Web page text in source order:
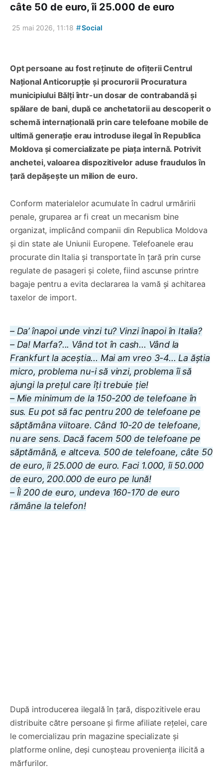
câte 50 de euro, îi 25.000 de euro
25 mai 2026, 11:18 #Social
Opt persoane au fost reținute de ofițerii Centrul
Național Anticorupție și procurorii Procuratura
municipiului Bălți într-un dosar de contrabandă și
spălare de bani, după ce anchetatorii au descoperit o
schemă internațională prin care telefoane mobile de
ultimă generație erau introduse ilegal în Republica
Moldova și comercializate pe piața internă. Potrivit
anchetei, valoarea dispozitivelor aduse fraudulos în
țară depășește un milion de euro.
Conform materialelor acumulate în cadrul urmăririi
penale, gruparea ar fi creat un mecanism bine
organizat, implicând companii din Republica Moldova
și din state ale Uniunii Europene. Telefoanele erau
procurate din Italia și transportate în țară prin curse
regulate de pasageri și colete, fiind ascunse printre
bagaje pentru a evita declararea la vamă și achitarea
taxelor de import.
– Da’ înapoi unde vinzi tu? Vinzi înapoi în Italia?
– Da! Marfa?... Vând tot în cash... Vând la
Frankfurt la aceștia... Mai am vreo 3-4... La ăștia
micro, problema nu-i să vinzi, problema îi să
ajungi la prețul care îți trebuie ție!
– Mie minimum de la 150-200 de telefoane în
sus. Eu pot să fac pentru 200 de telefoane pe
săptămâna viitoare. Când 10-20 de telefoane,
nu are sens. Dacă facem 500 de telefoane pe
săptămână, e altceva. 500 de telefoane, câte 50
de euro, îi 25.000 de euro. Faci 1.000, îi 50.000
de euro, 200.000 de euro pe lună!
– Îi 200 de euro, undeva 160-170 de euro
rămâne la telefon!
După introducerea ilegală în țară, dispozitivele erau
distribuite către persoane și firme afiliate rețelei, care
le comercializau prin magazine specializate și
platforme online, deși cunoșteau proveniența ilicită a
mărfurilor.